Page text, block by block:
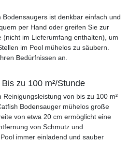
Bodensaugers ist denkbar einfach und
per Hand oder greifen Sie zur
(nicht im Lieferumfang enthalten), um
im Pool mühelos zu säubern.
Bedürfnissen an.
zu 100 m²/Stunde
von bis zu 100 m²
Bodensauger mühelos große
von etwa 20 cm ermöglicht eine
von Schmutz und
immer einladend und sauber